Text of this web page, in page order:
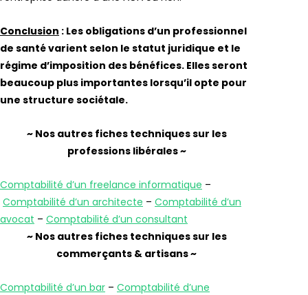
Conclusion : Les obligations d’un professionnel
de santé varient selon le statut juridique et le
régime d’imposition des bénéfices. Elles seront
beaucoup plus importantes lorsqu’il opte pour
une structure sociétale.
~ Nos autres fiches techniques sur les
professions libérales ~
Comptabilité d’un freelance informatique –
Comptabilité d’un architecte – Comptabilité d’un
avocat – Comptabilité d’un consultant
~ Nos autres fiches techniques sur les
commerçants & artisans ~
Comptabilité d’un bar – Comptabilité d’une